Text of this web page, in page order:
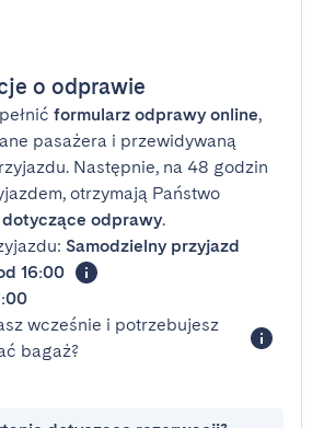
o odprawie
formularz odprawy online,
pasażera i przewidywaną
Następnie, na 48 godzin
otrzymają Państwo
odprawy.
Samodzielny przyjazd
16:00
wcześnie i potrzebujesz
bagaż?